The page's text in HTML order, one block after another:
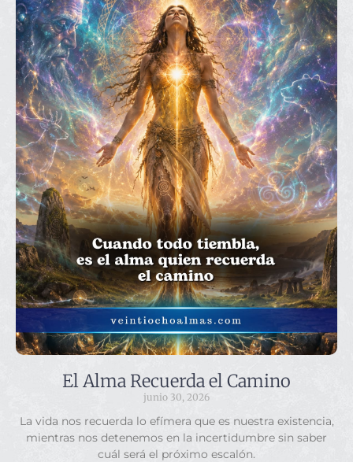
El Alma Recuerda el Camino
junio 30, 2026
La vida nos recuerda lo efímera que es nuestra existencia,
mientras nos detenemos en la incertidumbre sin saber
cuál será el próximo escalón.